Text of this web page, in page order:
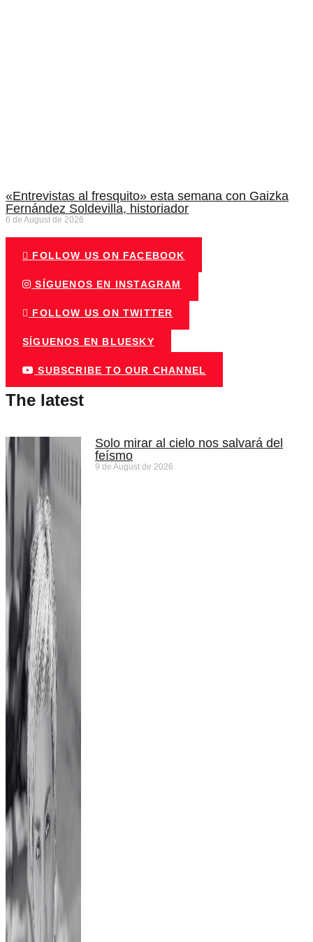
«Entrevistas al fresquito» esta semana con Gaizka
Fernández Soldevilla, historiador
6 de August de 2026
FOLLOW US ON FACEBOOK
SÍGUENOS EN INSTAGRAM
FOLLOW US ON TWITTER
SÍGUENOS EN BLUESKY
SUBSCRIBE TO OUR CHANNEL
The latest
Solo mirar al cielo nos salvará del
feísmo
9 de August de 2026